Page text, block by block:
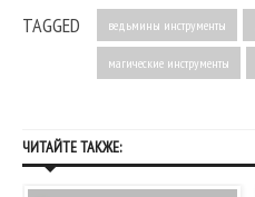
TAGGED ведьмины инструменты
магические инструменты
ЧИТАЙТЕ ТАКЖЕ: